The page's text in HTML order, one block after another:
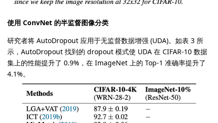
使用 ConvNet 的半监督图像分类
研究者将 AutoDropout 应用于无监督数据增强 (UDA)。如表 3 所
示，AutoDropout 找到的 dropout 模式使 UDA 在 CIFAR-10 数据
集上的性能提升了 0.9%，在 ImageNet 上的 Top-1 准确率提升了
4.1%。